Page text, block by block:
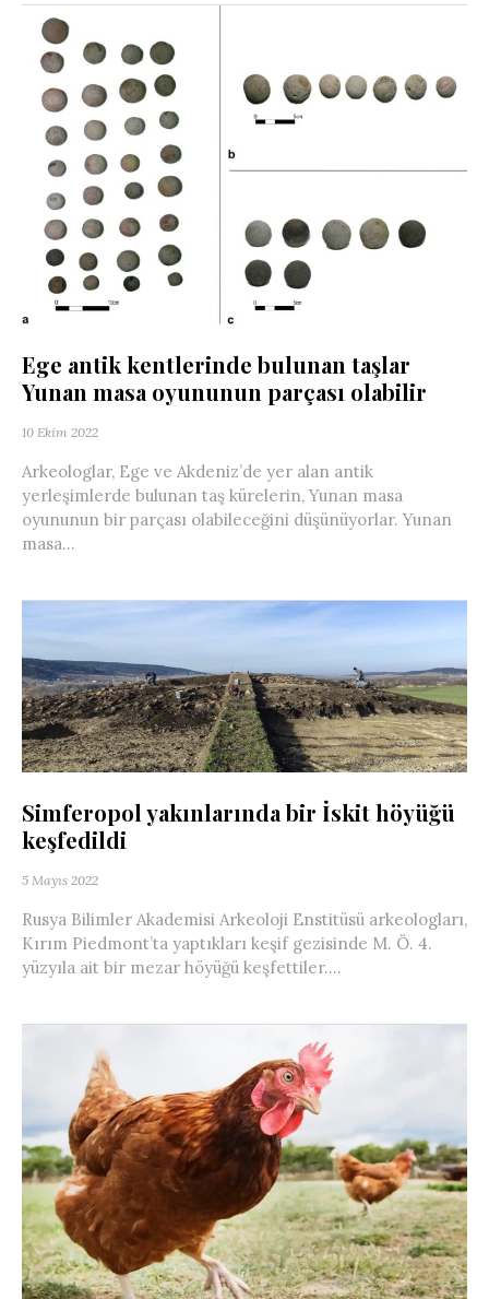
Ege antik kentlerinde bulunan taşlar
Yunan masa oyununun parçası olabilir
10 Ekim 2022
Arkeologlar, Ege ve Akdeniz’de yer alan antik
yerleşimlerde bulunan taş kürelerin, Yunan masa
oyununun bir parçası olabileceğini düşünüyorlar. Yunan
masa...
Simferopol yakınlarında bir İskit höyüğü
keşfedildi
5 Mayıs 2022
Rusya Bilimler Akademisi Arkeoloji Enstitüsü arkeologları,
Kırım Piedmont’ta yaptıkları keşif gezisinde M. Ö. 4.
yüzyıla ait bir mezar höyüğü keşfettiler....